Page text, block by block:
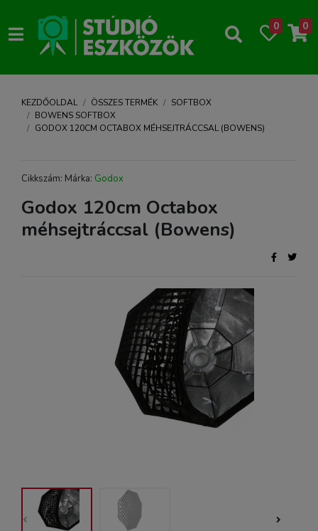
0 0
KEZDŐOLDAL ÖSSZES TERMÉK
SOFTBOX
BOWENS SOFTBOX
GODOX 120CM OCTABOX MÉHSEJTRÁCCSAL (BOWENS)
Cikkszám: Márka: Godox
Godox 120cm Octabox
méhsejtráccsal (Bowens)